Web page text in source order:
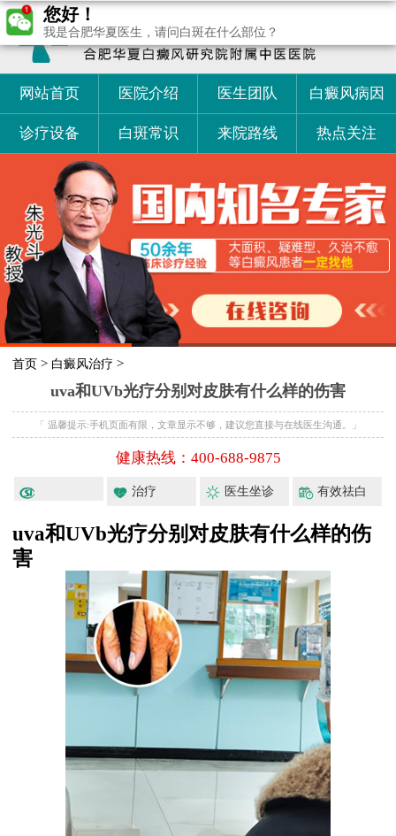
网站首页 医院介绍 医生团队 白癜风病因
诊疗设备 白斑常识 来院路线 热点关注
首页 > 白癜风治疗 >
uva和UVb光疗分别对皮肤有什么样的伤害
「 温馨提示:手机页面有限，文章显示不够，建议您直接与在线医生沟通。」
健康热线：400-688-9875
治疗 医生坐诊 有效祛白
uva和UVb光疗分别对皮肤有什么样的伤
害
您好！
我是合肥华夏医生，请问白斑在什么部位？